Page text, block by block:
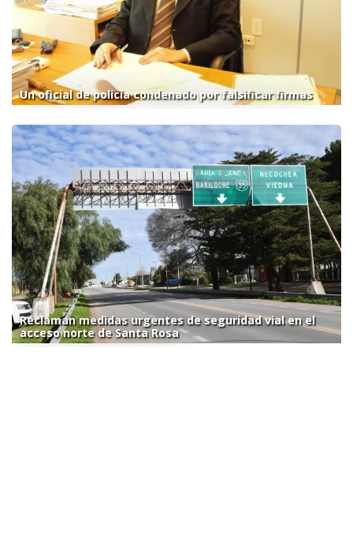
Un oficial de policía condenado por falsificar firmas
Reclaman medidas urgentes de seguridad vial en el
acceso norte de Santa Rosa